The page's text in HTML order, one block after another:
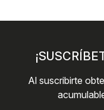
Al suscribirte